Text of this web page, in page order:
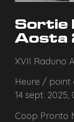
Sortie
Aosta
XVII Raduno
Heure / point
14 sept. 2025,
Coop Pronto